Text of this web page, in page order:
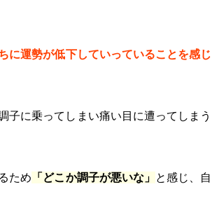
に運勢が低下していっていることを感じ
子に乗ってしまい痛い目に遭ってしまう
ため 「どこか調子が悪いな」 と感じ、自